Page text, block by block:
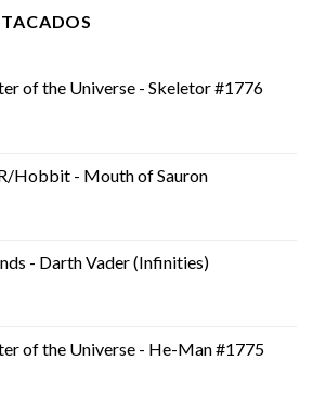
es:
$6,990.
of the Universe - Skeletor #1776
Hobbit - Mouth of Sauron
- Darth Vader (Infinities)
of the Universe - He-Man #1775